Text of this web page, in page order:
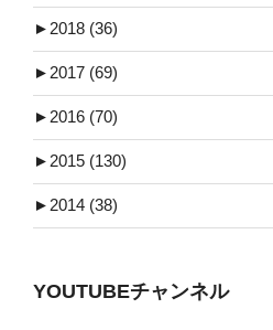
► 2018 (36)
► 2017 (69)
► 2016 (70)
► 2015 (130)
► 2014 (38)
YOUTUBEチャンネル